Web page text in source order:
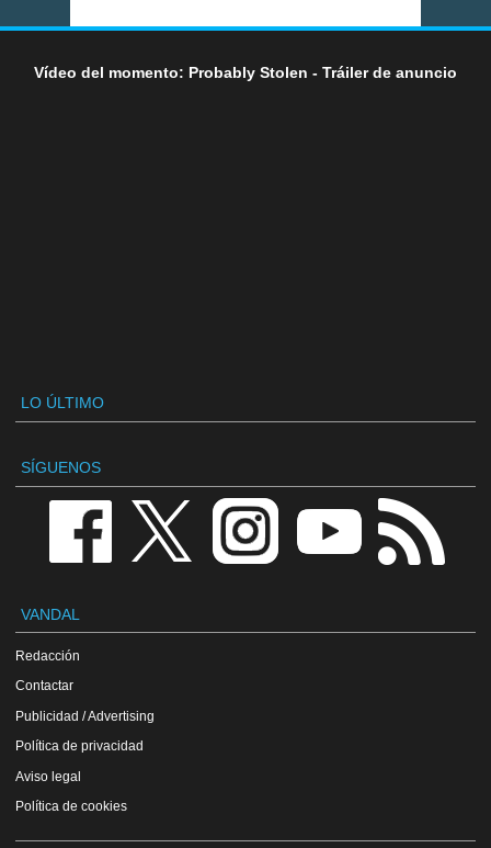
Vídeo del momento: Probably Stolen - Tráiler de anuncio
LO ÚLTIMO
SÍGUENOS
VANDAL
Redacción
Contactar
Publicidad / Advertising
Política de privacidad
Aviso legal
Política de cookies